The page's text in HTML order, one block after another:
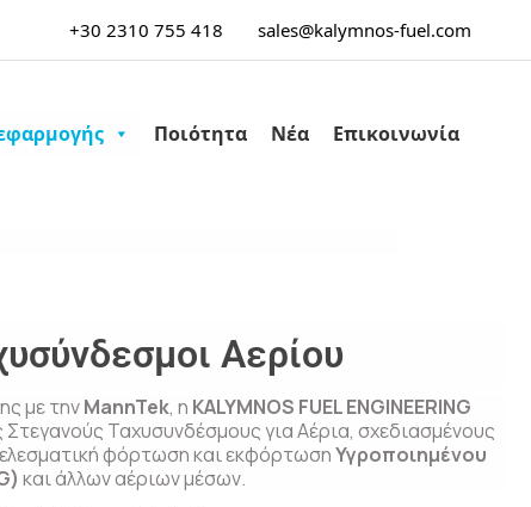
+30 2310 755 418 sales@kalymnos-fuel.com
Ποιότητα Νέα Επικοινωνία
Αερίου
με τηνMannTek, η KALYMNOS FUEL ENGINEERING
Στεγανούς Ταχυσυνδέσμους για Αέρια, σχεδιασμένους
φόρτωση και εκφόρτωσηΥγροποιημένου
και άλλων αέριων μέσων.